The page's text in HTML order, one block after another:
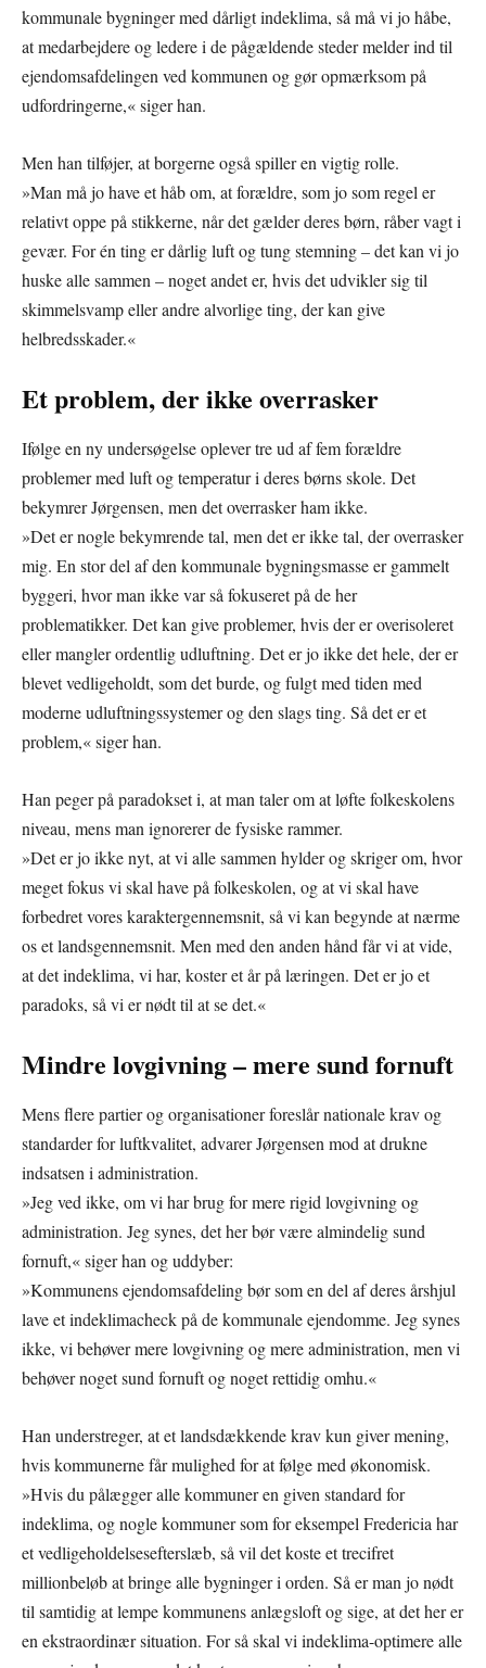
kommunale bygninger med dårligt indeklima, så må vi jo håbe,
at medarbejdere og ledere i de pågældende steder melder ind til
ejendomsafdelingen ved kommunen og gør opmærksom på
udfordringerne,« siger han.
Men han tilføjer, at borgerne også spiller en vigtig rolle.
»Man må jo have et håb om, at forældre, som jo som regel er
relativt oppe på stikkerne, når det gælder deres børn, råber vagt i
gevær. For én ting er dårlig luft og tung stemning – det kan vi jo
huske alle sammen – noget andet er, hvis det udvikler sig til
skimmelsvamp eller andre alvorlige ting, der kan give
helbredsskader.«
Et problem, der ikke overrasker
Ifølge en ny undersøgelse oplever tre ud af fem forældre
problemer med luft og temperatur i deres børns skole. Det
bekymrer Jørgensen, men det overrasker ham ikke.
»Det er nogle bekymrende tal, men det er ikke tal, der overrasker
mig. En stor del af den kommunale bygningsmasse er gammelt
byggeri, hvor man ikke var så fokuseret på de her
problematikker. Det kan give problemer, hvis der er overisoleret
eller mangler ordentlig udluftning. Det er jo ikke det hele, der er
blevet vedligeholdt, som det burde, og fulgt med tiden med
moderne udluftningssystemer og den slags ting. Så det er et
problem,« siger han.
Han peger på paradokset i, at man taler om at løfte folkeskolens
niveau, mens man ignorerer de fysiske rammer.
»Det er jo ikke nyt, at vi alle sammen hylder og skriger om, hvor
meget fokus vi skal have på folkeskolen, og at vi skal have
forbedret vores karaktergennemsnit, så vi kan begynde at nærme
os et landsgennemsnit. Men med den anden hånd får vi at vide,
at det indeklima, vi har, koster et år på læringen. Det er jo et
paradoks, så vi er nødt til at se det.«
Mindre lovgivning – mere sund fornuft
Mens flere partier og organisationer foreslår nationale krav og
standarder for luftkvalitet, advarer Jørgensen mod at drukne
indsatsen i administration.
»Jeg ved ikke, om vi har brug for mere rigid lovgivning og
administration. Jeg synes, det her bør være almindelig sund
fornuft,« siger han og uddyber:
»Kommunens ejendomsafdeling bør som en del af deres årshjul
lave et indeklimacheck på de kommunale ejendomme. Jeg synes
ikke, vi behøver mere lovgivning og mere administration, men vi
behøver noget sund fornuft og noget rettidig omhu.«
Han understreger, at et landsdækkende krav kun giver mening,
hvis kommunerne får mulighed for at følge med økonomisk.
»Hvis du pålægger alle kommuner en given standard for
indeklima, og nogle kommuner som for eksempel Fredericia har
et vedligeholdelsesefterslæb, så vil det koste et trecifret
millionbeløb at bringe alle bygninger i orden. Så er man jo nødt
til samtidig at lempe kommunens anlægsloft og sige, at det her er
en ekstraordinær situation. For så skal vi indeklima-optimere alle